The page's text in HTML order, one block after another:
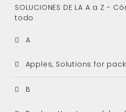
SOLUCIONES DE LA A a Z -
todo
A
Apples, Solutions for
B